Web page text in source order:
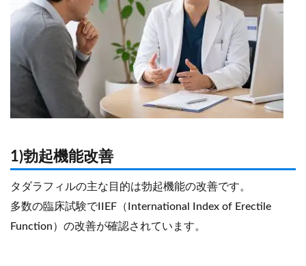
1)勃起機能改善
タダラフィルの主な目的は勃起機能の改善です。
多数の臨床試験でIIEF（International Index of Erectile
Function）の改善が確認されています。